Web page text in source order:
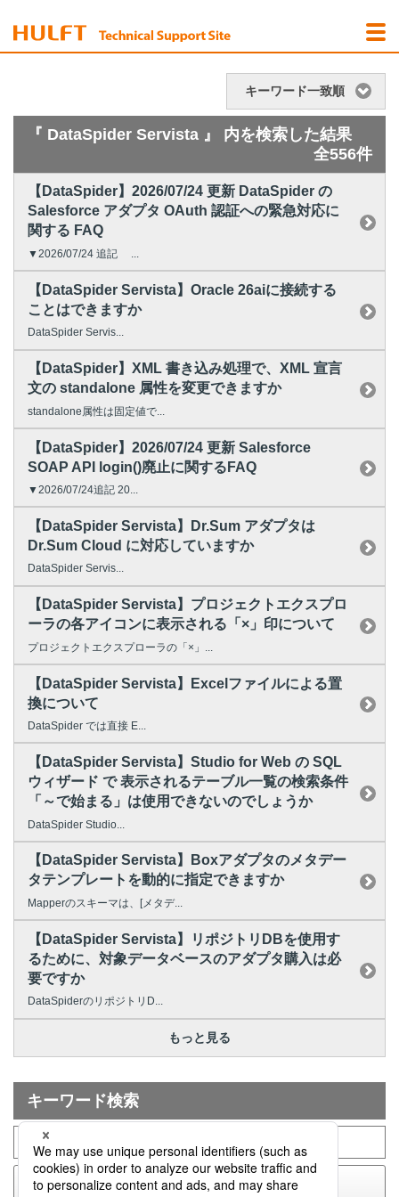
キーワード一致順
『 DataSpider Servista 』 内を検索した結果
全556件
【DataSpider】2026/07/24 更新 DataSpider の
Salesforce アダプタ OAuth 認証への緊急対応に
関する FAQ
▼2026/07/24 追記 ...
【DataSpider Servista】Oracle 26aiに接続する
ことはできますか
DataSpider Servis...
【DataSpider】XML 書き込み処理で、XML 宣言
文の standalone 属性を変更できますか
standalone属性は固定値で...
【DataSpider】2026/07/24 更新 Salesforce
SOAP API login()廃止に関するFAQ
▼2026/07/24追記 20...
【DataSpider Servista】Dr.Sum アダプタは
Dr.Sum Cloud に対応していますか
DataSpider Servis...
【DataSpider Servista】プロジェクトエクスプロ
ーラの各アイコンに表示される「×」印について
プロジェクトエクスプローラの「×」...
【DataSpider Servista】Excelファイルによる置
換について
DataSpider では直接 E...
【DataSpider Servista】Studio for Web の SQL
ウィザード で 表示されるテーブル一覧の検索条件
「～で始まる」は使用できないのでしょうか
DataSpider Studio...
【DataSpider Servista】Boxアダプタのメタデー
タテンプレートを動的に指定できますか
Mapperのスキーマは、[メタデ...
【DataSpider Servista】リポジトリDBを使用す
るために、対象データベースのアダプタ購入は必
要ですか
DataSpiderのリポジトリD...
もっと見る
キーワード検索
検索する